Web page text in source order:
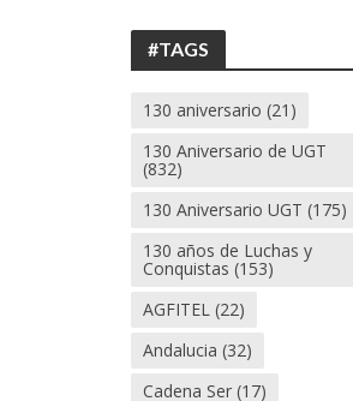
#TAGS
130 aniversario (21)
130 Aniversario de UGT
(832)
130 Aniversario UGT (175)
130 años de Luchas y
Conquistas (153)
AGFITEL (22)
Andalucia (32)
Cadena Ser (17)